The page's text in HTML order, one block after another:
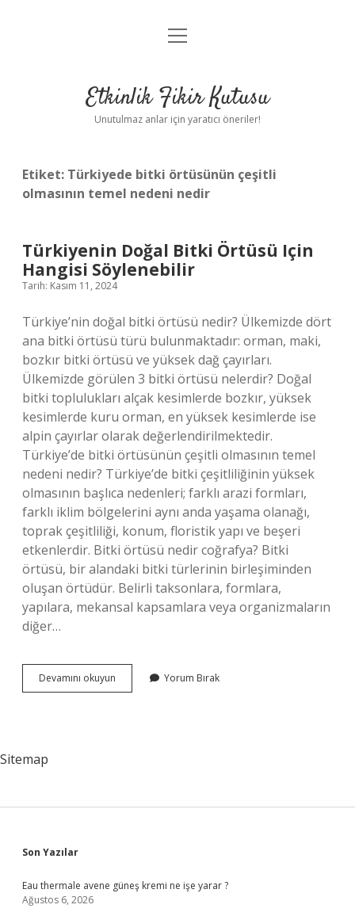
Anasayfa
Yasal Uyarı
menüyü
Etkinlik Fikir Kutusu
Unutulmaz anlar için yaratıcı öneriler!
Etiket: Türkiyede bitki örtüsünün çeşitli
olmasının temel nedeni nedir
Türkiyenin Doğal Bitki Örtüsü Için
Hangisi Söylenebilir
Tarih: Kasım 11, 2024
Türkiye’nin doğal bitki örtüsü nedir? Ülkemizde dört
ana bitki örtüsü türü bulunmaktadır: orman, maki,
bozkır bitki örtüsü ve yüksek dağ çayırları.
Ülkemizde görülen 3 bitki örtüsü nelerdir? Doğal
bitki toplulukları alçak kesimlerde bozkır, yüksek
kesimlerde kuru orman, en yüksek kesimlerde ise
alpin çayırlar olarak değerlendirilmektedir.
Türkiye’de bitki örtüsünün çeşitli olmasının temel
nedeni nedir? Türkiye’de bitki çeşitliliğinin yüksek
olmasının başlıca nedenleri; farklı arazi formları,
farklı iklim bölgelerini aynı anda yaşama olanağı,
toprak çeşitliliği, konum, floristik yapı ve beşeri
etkenlerdir. Bitki örtüsü nedir coğrafya? Bitki
örtüsü, bir alandaki bitki türlerinin birleşiminden
oluşan örtüdür. Belirli taksonlara, formlara,
yapılara, mekansal kapsamlara veya organizmaların
diğer…
Devamını okuyun Türkiyenin
Doğal
Yorum Bırak
Sitemap
Sidebar
Son Yazılar
Eau thermale avene güneş kremi ne işe yarar ?
Ağustos 6, 2026